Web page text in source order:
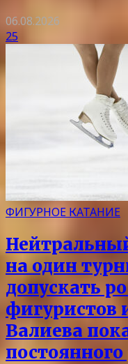
06.08.2026
25
ФИГУРНОЕ КАТАНИЕ
на один
допускать
фигуристов
Валиева